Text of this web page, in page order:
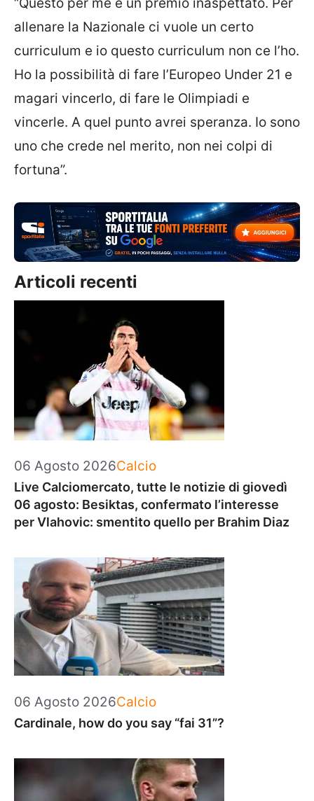
“Questo per me è un premio inaspettato. Per
allenare la Nazionale ci vuole un certo
curriculum e io questo curriculum non ce l’ho.
Ho la possibilità di fare l’Europeo Under 21 e
magari vincerlo, di fare le Olimpiadi e
vincerle. A quel punto avrei speranza. Io sono
uno che crede nel merito, non nei colpi di
fortuna”.
Articoli recenti
06 Agosto 2026Categorie
Calcio
Live Calciomercato, tutte le notizie di giovedì
06 agosto: Besiktas, confermato l’interesse
per Vlahovic: smentito quello per Brahim Diaz
06 Agosto 2026Categorie
Calcio
Cardinale, how do you say “fai 31”?